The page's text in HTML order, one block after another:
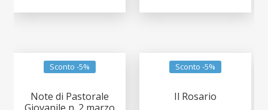
Sconto -5%
Note di Pastorale
Sconto -5%
Il Rosario